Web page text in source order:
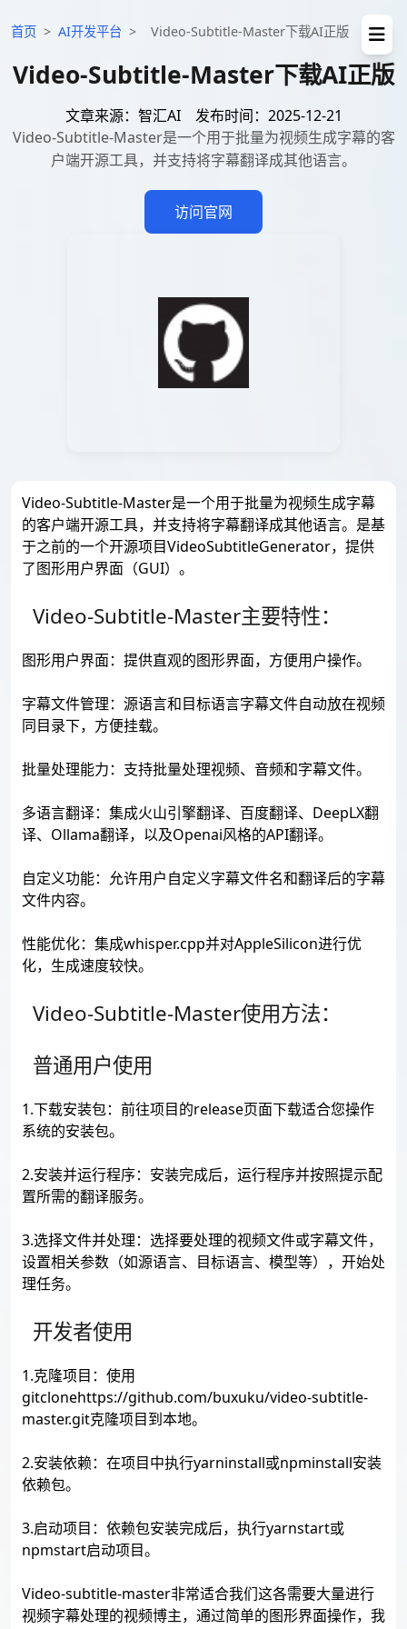
首页 > AI开发平台 > Video-Subtitle-Master下载AI正版
Video-Subtitle-Master下载AI正版
文章来源：智汇AI
发布时间：2025-12-21
Video-Subtitle-Master是一个用于批量为视频生成字幕的客
户端开源工具，并支持将字幕翻译成其他语言。
访问官网
Video-Subtitle-Master是一个用于批量为视频生成字幕
的客户端开源工具，并支持将字幕翻译成其他语言。是基
于之前的一个开源项目VideoSubtitleGenerator，提供
了图形用户界面（GUI）。
Video-Subtitle-Master主要特性：
图形用户界面：提供直观的图形界面，方便用户操作。
字幕文件管理：源语言和目标语言字幕文件自动放在视频
同目录下，方便挂载。
批量处理能力：支持批量处理视频、音频和字幕文件。
多语言翻译：集成火山引擎翻译、百度翻译、DeepLX翻
译、Ollama翻译，以及Openai风格的API翻译。
自定义功能：允许用户自定义字幕文件名和翻译后的字幕
文件内容。
性能优化：集成whisper.cpp并对AppleSilicon进行优
化，生成速度较快。
Video-Subtitle-Master使用方法：
普通用户使用
1.下载安装包：前往项目的release页面下载适合您操作
系统的安装包。
2.安装并运行程序：安装完成后，运行程序并按照提示配
置所需的翻译服务。
3.选择文件并处理：选择要处理的视频文件或字幕文件，
设置相关参数（如源语言、目标语言、模型等），开始处
理任务。
开发者使用
1.克隆项目：使用
gitclonehttps://github.com/buxuku/video-subtitle-
master.git克隆项目到本地。
2.安装依赖：在项目中执行yarninstall或npminstall安装
依赖包。
3.启动项目：依赖包安装完成后，执行yarnstart或
npmstart启动项目。
Video-subtitle-master非常适合我们这各需要大量进行
视频字幕处理的视频博主，通过简单的图形界面操作，我